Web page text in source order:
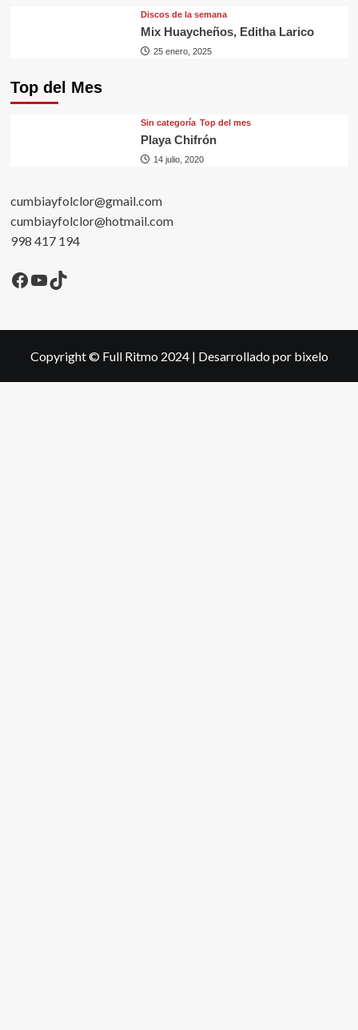
Discos de la semana
Mix Huaycheños, Editha Larico
25 enero, 2025
Top del Mes
Sin categorí­a Top del mes
Playa Chifrón
14 julio, 2020
cumbiayfolclor@gmail.com
cumbiayfolclor@hotmail.com
998 417 194
Facebook
YouTube
TikTok
Copyright © Full Ritmo 2024 | Desarrollado por bixelo